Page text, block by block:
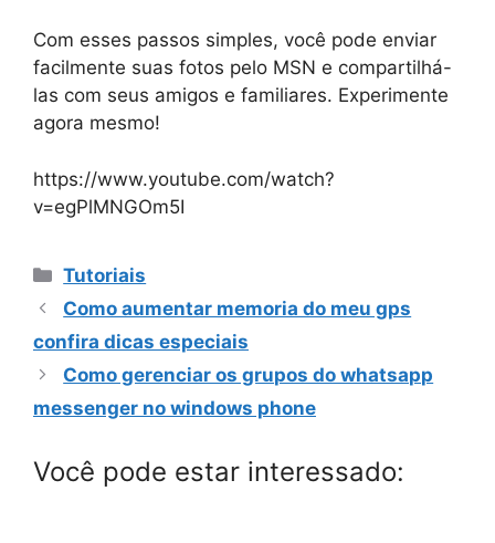
Com esses passos simples, você pode enviar
facilmente suas fotos pelo MSN e compartilhá-
las com seus amigos e familiares. Experimente
agora mesmo!
https://www.youtube.com/watch?
v=egPlMNGOm5I
Categorias
Tutoriais
Como aumentar memoria do meu gps
confira dicas especiais
Como gerenciar os grupos do whatsapp
messenger no windows phone
Você pode estar interessado: